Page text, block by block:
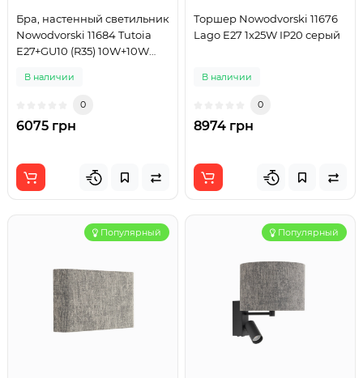
Бра, настенный светильник
Nowodvorski 11684 Tutoia
E27+GU10 (R35) 10W+10W
В наличии
0
6075 грн
Торшер Nowodvorski 11676
Lago E27 1x25W IP20 серый
В наличии
0
8974 грн
Популярный Популярный